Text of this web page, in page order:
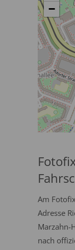
−
Am
Adresse
Marzahn-
nach